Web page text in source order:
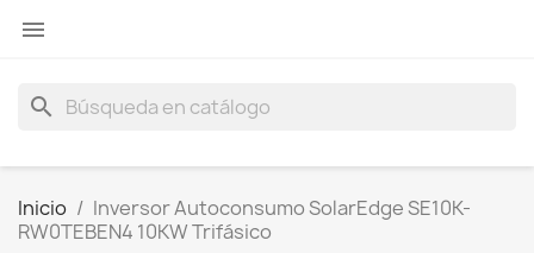

search
Inicio
Inversor Autoconsumo SolarEdge SE10K-
RW0TEBEN4 10KW Trifásico